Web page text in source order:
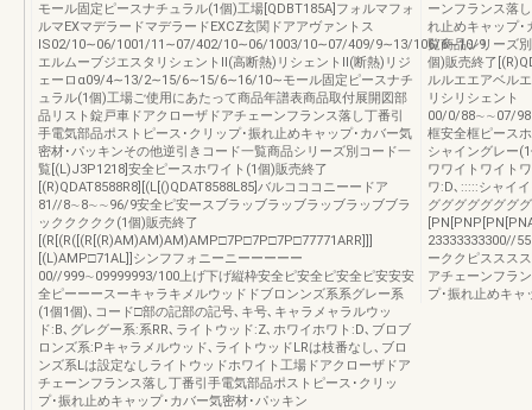
モール固定ピースナチュラル(1個)工場[QDBT185A]フォルマフォ
ルマEXマデラードマデラードEXCZ玄関ドアアヴァントス
IS02/10∼06/1001/11∼07/402/10∼06/1003/10∼07/409/9∼13/106/6∼10/9
エルムーブジエスタリシェントⅡ(高断熱)リシェントⅡ(断熱)リジ
ェーロα09/4∼13/2∼15/6∼15/6∼16/10∼モール固定ピースナチ
ュラル(1個)工場ご使用にあたって商品年譜表商品取付展開図部
品リスト錠戸車ドアクローザドアチェーンフランス落し丁番引
手電気部品ポストピース･クリップ･振れ止めキャップ･カバー気
密材･パッキンその他逆引きコード一覧商品シリーズ別コード一
覧[(L)J3P1218]安全ピースホワイト(1個)販売終了
[(R)QDAT8588R8][(L[()QDAT8588L85]バルコココニーードア
81//8∼8∼∼96/9安全ピ安ースブラッブラッブラッブラッブブラ
ッククククク(1個)販売終了
[(R[(R([(R[(R)AM)AM)AM)AMP□7P□7P□7P□77771ARR]]]
[(L)AMP□71AL]]シンフフォニーニーーーーー
00//999∼09999993/100上げ下げ縦枠安全ピ安全ピ安全ピ安安安
全ピーーースーキャラキメルウッドドブロンンズ系系グレー系
(1個1個)､コード□部の記部の記号､キ号､キャラメャラルウッ
ド:B､グレグー系:系RR､ライトウッド:Z､ホワイホワト:D､ブロブ
ロンズ系:Pキャラメルウッド､ライトウッドLRは枝番なし､ブロ
ンズ系Lは設定なしライトウッドホワイト工場ドアクローザドア
チェーンフランス落し丁番引手電気部品ポストピース･クリッ
プ･振れ止めキャップ･カバー気密材･パッキン
ーンフランス落
れ止めキャップ･
覧商品シリーズ
個)販売終了
ルルエエアベル
リシリシェント
00/0/88∼∼07/
框安全框ピース
シャイングレー
ワワイトワイト
ワ:D､:::::シャイ
グググググググ
23333333300//
ーククピススス
アチェーンフラ
プ･振れ止めキャ